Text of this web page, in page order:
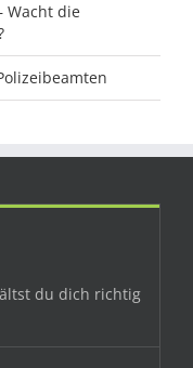
Wacht die
du dich richtig